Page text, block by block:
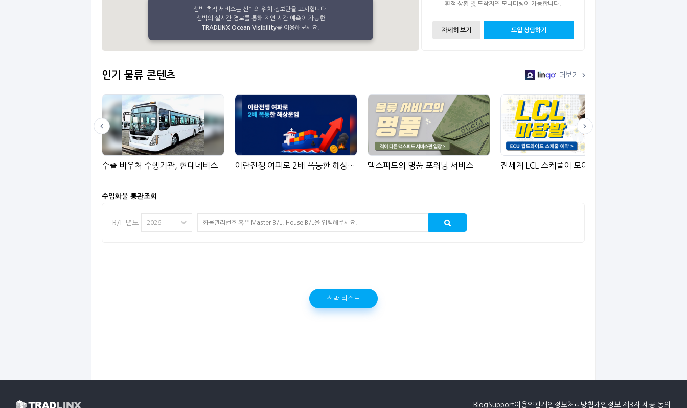
선박 추적 서비스는 선박의 위치 정보만을 표시합니다.
선박의 실시간 경로를 통해 지연 시간 예측이 가능한
TRADLINX Ocean Visibility를 이용해보세요.
환적 상황 및 도착지연 모니터링이 가능합니다.
자세히 보기 도입 상담하기
인기 물류 콘텐츠
LinGo 더보기
수출 바우처 수행기관, 현대네비스 이란전쟁 여파로 2배 폭등한 해상운임: 물류 담당자가 주목해야 할 핵심 리스크 맥스피드의 명품 포워딩 서비스 전세계 LCL 스케줄이 모여있는 곳
수입화물 통관조회
B/L 년도 2026
선박 리스트
BlogSupport이용약관개인정보처리방침 개인정보 제3자 제공 동의